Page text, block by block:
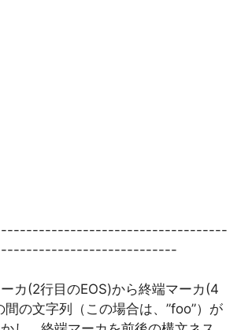
カ(2行目のEOS)から終端マーカ(4
の文字列（この場合は、”foo”）が